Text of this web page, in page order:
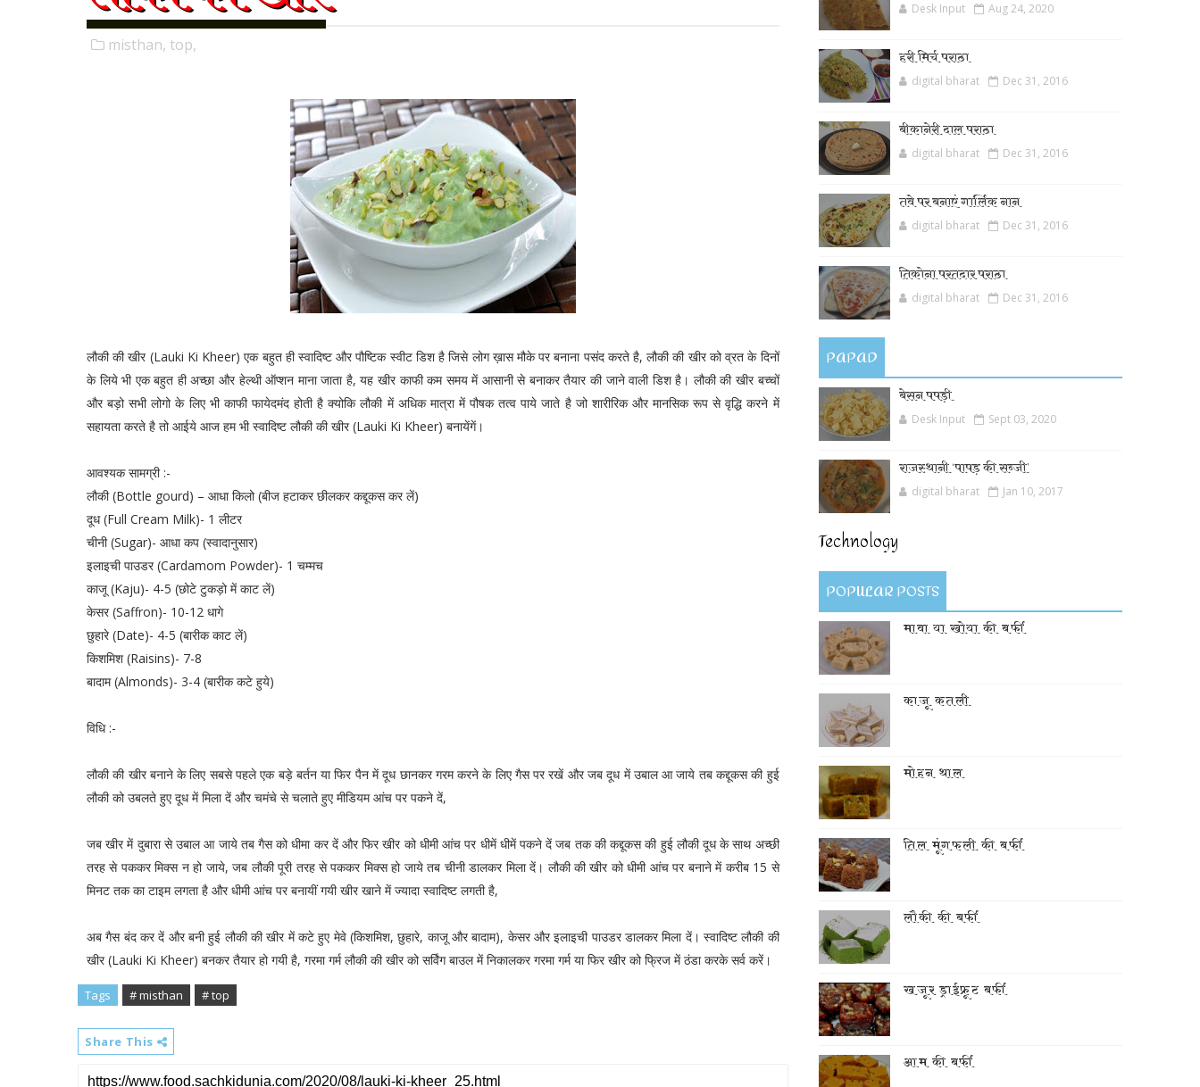
misthan, top,
लौकी की खीर (Lauki Ki Kheer) एक बहुत ही स्वादिष्ट और पौष्टिक स्वीट डिश है जिसे लोग ख़ास मौके पर बनाना पसंद करते है, लौकी की खीर को व्रत के दिनों
के लिये भी एक बहुत ही अच्छा और हेल्थी ऑप्शन माना जाता है, यह खीर काफी कम समय में आसानी से बनाकर तैयार की जाने वाली डिश है। लौकी की खीर बच्चों
और बड़ो सभी लोगो के लिए भी काफी फायेदमंद होती है क्योकि लौकी में अधिक मात्रा में पौषक तत्व पाये जाते है जो शारीरिक और मानसिक रूप से वृद्धि करने में
सहायता करते है तो आईये आज हम भी स्वादिष्ट लौकी की खीर (Lauki Ki Kheer) बनायेंगें।
आवश्यक सामग्री :-
लौकी (Bottle gourd) – आधा किलो (बीज हटाकर छीलकर कद्दूकस कर लें)
दूध (Full Cream Milk)- 1 लीटर
चीनी (Sugar)- आधा कप (स्वादानुसार)
इलाइची पाउडर (Cardamom Powder)- 1 चम्मच
काजू (Kaju)- 4-5 (छोटे टुकड़ो में काट लें)
केसर (Saffron)- 10-12 धागे
छुहारे (Date)- 4-5 (बारीक काट लें)
किशमिश (Raisins)- 7-8
बादाम (Almonds)- 3-4 (बारीक कटे हुये)
विधि :-
लौकी की खीर बनाने के लिए सबसे पहले एक बड़े बर्तन या फिर पैन में दूध छानकर गरम करने के लिए गैस पर रखें और जब दूध में उबाल आ जाये तब कद्दूकस की हुई
लौकी को उबलते हुए दूध में मिला दें और चमंचे से चलाते हुए मीडियम आंच पर पकने दें,
जब खीर में दुबारा से उबाल आ जाये तब गैस को धीमा कर दें और फिर खीर को धीमी आंच पर धीमें धीमें पकने दें जब तक की कद्दूकस की हुई लौकी दूध के साथ अच्छी
तरह से पककर मिक्स न हो जाये, जब लौकी पूरी तरह से पककर मिक्स हो जाये तब चीनी डालकर मिला दें। लौकी की खीर को धीमी आंच पर बनाने में करीब 15 से
मिनट तक का टाइम लगता है और धीमी आंच पर बनायीं गयी खीर खाने में ज्यादा स्वादिष्ट लगती है,
अब गैस बंद कर दें और बनी हुई लौकी की खीर में कटे हुए मेवे (किशमिश, छुहारे, काजू और बादाम), केसर और इलाइची पाउडर डालकर मिला दें। स्वादिष्ट लौकी की
खीर (Lauki Ki Kheer) बनकर तैयार हो गयी है, गरमा गर्म लौकी की खीर को सर्विंग बाउल में निकालकर गरमा गर्म या फिर खीर को फ्रिज में ठंडा करके सर्व करें।
Tags # misthan # top
Share This
Desk Input Aug 24, 2020
हरी मिर्च पराठा
digital bharat Dec 31, 2016
बीकानेरी दाल पराठा
digital bharat Dec 31, 2016
तवे पर बनाएं गार्लिक नान
digital bharat Dec 31, 2016
तिकोना परतदार पराठा
digital bharat Dec 31, 2016
PAPAD
बेसन पपड़ी
Desk Input Sept 03, 2020
राजस्थानी ‘पापड़ की सब्जी’
digital bharat Jan 10, 2017
Technology
POPULAR POSTS
मावा या खोया की बर्फी
काजू कतली
मोहन थाल
तिल मूंगफली की बर्फी
लौकी की बर्फी
खजूर ड्राईफ्रूट बर्फी
आम की बर्फी